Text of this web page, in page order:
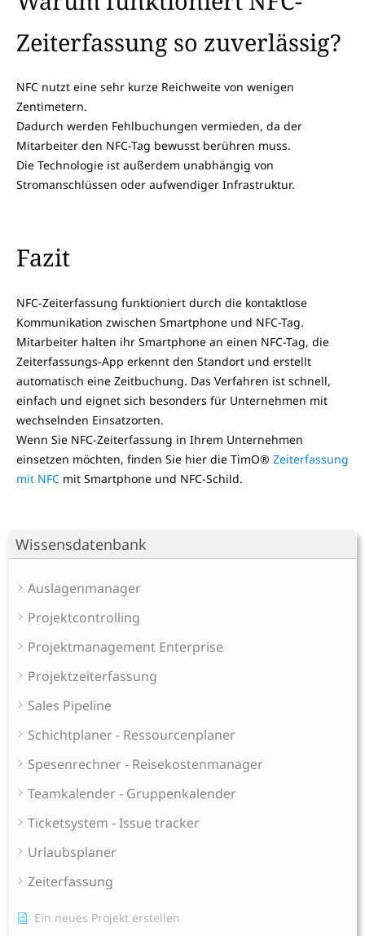
Wissensdatenbank
Auslagenmanager
Projektcontrolling
Projektmanagement Enterprise
Projektzeiterfassung
Sales Pipeline
Schichtplaner - Ressourcenplaner
Spesenrechner - Reisekostenmanager
Teamkalender - Gruppenkalender
Ticketsystem - Issue tracker
Urlaubsplaner
Zeiterfassung
Ein neues Projekt erstellen
Zeiterfassung so zuverlässig?
NFC nutzt eine sehr kurze Reichweite von wenigen
Zentimetern.
Dadurch werden Fehlbuchungen vermieden, da der
Mitarbeiter den NFC-Tag bewusst berühren muss.
Die Technologie ist außerdem unabhängig von
Stromanschlüssen oder aufwendiger Infrastruktur.
Fazit
NFC-Zeiterfassung funktioniert durch die kontaktlose
Kommunikation zwischen Smartphone und NFC-Tag.
Mitarbeiter halten ihr Smartphone an einen NFC-Tag, die
Zeiterfassungs-App erkennt den Standort und erstellt
automatisch eine Zeitbuchung. Das Verfahren ist schnell,
einfach und eignet sich besonders für Unternehmen mit
wechselnden Einsatzorten.
Wenn Sie NFC-Zeiterfassung in Ihrem Unternehmen
einsetzen möchten, finden Sie hier die TimO® Zeiterfassung
mit NFC mit Smartphone und NFC-Schild.